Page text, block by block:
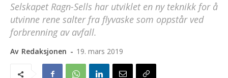
Selskapet Ragn-Sells har utviklet en ny teknikk for å
utvinne rene salter fra flyvaske som oppstår ved
forbrenning av avfall.
Av Redaksjonen - 19. mars 2019